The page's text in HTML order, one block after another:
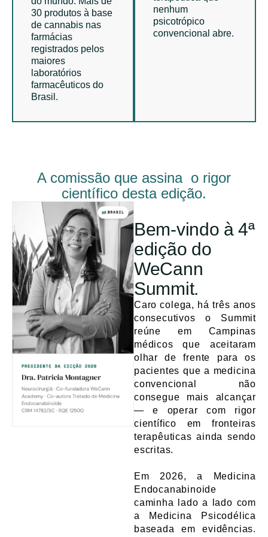
30 produtos à base
de cannabis nas
farmácias
registrados pelos
maiores
laboratórios
farmacêuticos do
Brasil.
nenhum
psicotrópico
convencional abre.
A comissão que assina o rigor
científico desta edição.
Bem-vindo à 4ª
edição do
WeCann
Summit.
Caro colega, há três anos
consecutivos o Summit
reúne em Campinas
médicos que aceitaram
olhar de frente para os
pacientes que a medicina
convencional não
consegue mais alcançar
— e operar com rigor
científico em fronteiras
terapêuticas ainda sendo
escritas.
Em 2026, a Medicina
Endocanabinoide
caminha lado a lado com
a Medicina Psicodélica
baseada em evidências.